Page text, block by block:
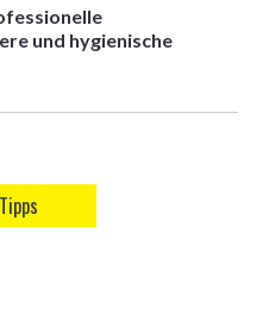
und hygienische